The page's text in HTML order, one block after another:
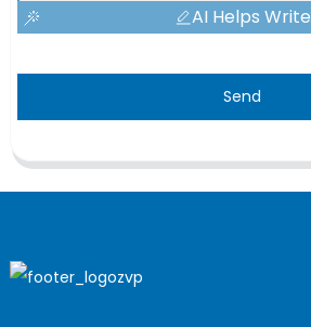
AI Helps Write
Send